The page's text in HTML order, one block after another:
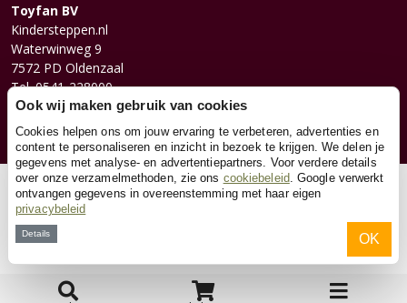
Toyfan BV
Kindersteppen.nl
Waterwinweg 9
7572 PD Oldenzaal
Tel. 0541-228000
Facebook
Instagram
© 2026 Toyfan BV
Ook wij maken gebruik van cookies
Cookies helpen ons om jouw ervaring te verbeteren, advertenties en
content te personaliseren en inzicht in bezoek te krijgen. We delen je
gegevens met analyse- en advertentiepartners. Voor verdere details
over onze verzamelmethoden, zie ons cookiebeleid. Google verwerkt
ontvangen gegevens in overeenstemming met haar eigen
privacybeleid
Details OK